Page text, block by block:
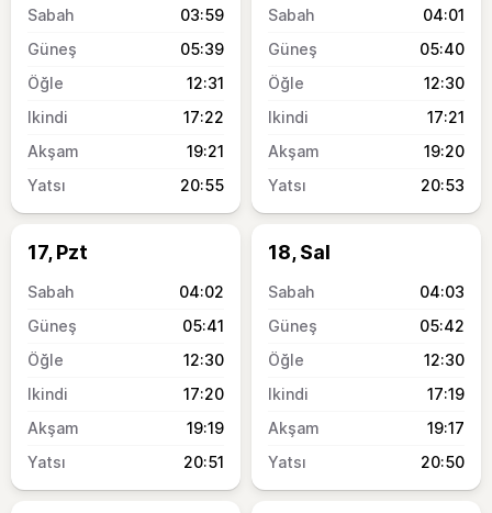
03:59
05:39
12:31
17:22
19:21
20:55
04:01
05:40
12:30
17:21
19:20
20:53
17, Pzt
04:02
05:41
12:30
17:20
19:19
20:51
18, Sal
04:03
05:42
12:30
17:19
19:17
20:50